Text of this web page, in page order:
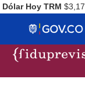
Dólar Hoy TRM